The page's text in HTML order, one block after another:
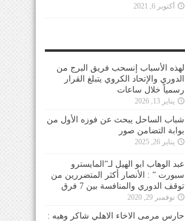
أكتوبر 6, 2021
لهذه الأسباب إنسحب فريق البرج من
الدوري والإتحاد الكروي يتبلغ القرار
رسمياً خلال ساعات
يناير 13, 2026
شباب الساحل يبحث عن فوزه الأول من
بوابة التضامن صور
يناير 26, 2025
عبد الوهاب ابو الهيل لـ”المايسترو
سبورت ” : الأنصار أكثر المتضررين من
توقف الدوري والمنافسة بين 7 فرق
نوفمبر 29, 2020
حارس مرمى الاخاء الاهلي شاكر وهبه :